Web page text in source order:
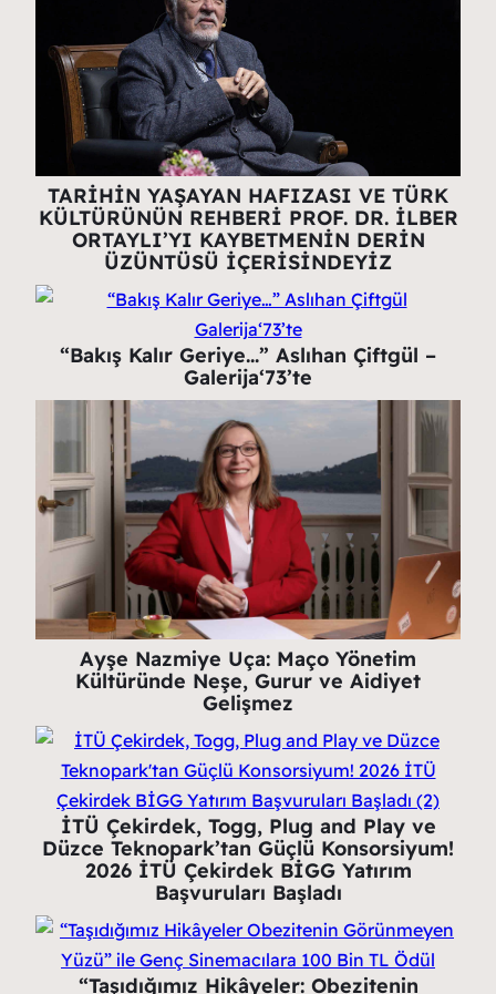
TARİHİN YAŞAYAN HAFIZASI VE TÜRK
KÜLTÜRÜNÜN REHBERİ PROF. DR. İLBER
ORTAYLI’YI KAYBETMENİN DERİN
ÜZÜNTÜSÜ İÇERİSİNDEYİZ
“Bakış Kalır Geriye…” Aslıhan Çiftgül –
Galerija‘73’te
Ayşe Nazmiye Uça: Maço Yönetim
Kültüründe Neşe, Gurur ve Aidiyet
Gelişmez
İTÜ Çekirdek, Togg, Plug and Play ve
Düzce Teknopark’tan Güçlü Konsorsiyum!
2026 İTÜ Çekirdek BİGG Yatırım
Başvuruları Başladı
“Taşıdığımız Hikâyeler: Obezitenin